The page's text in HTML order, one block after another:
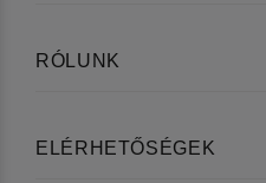
RÓLUNK
ELÉRHETŐSÉGEK